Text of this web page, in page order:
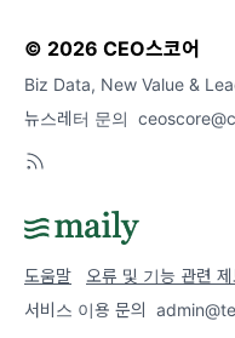
© 2026 CEO스코어
Biz Data, New Value &
뉴스레터 문의
도움말
오류 및 기능 관련 제
서비스 이용 문의